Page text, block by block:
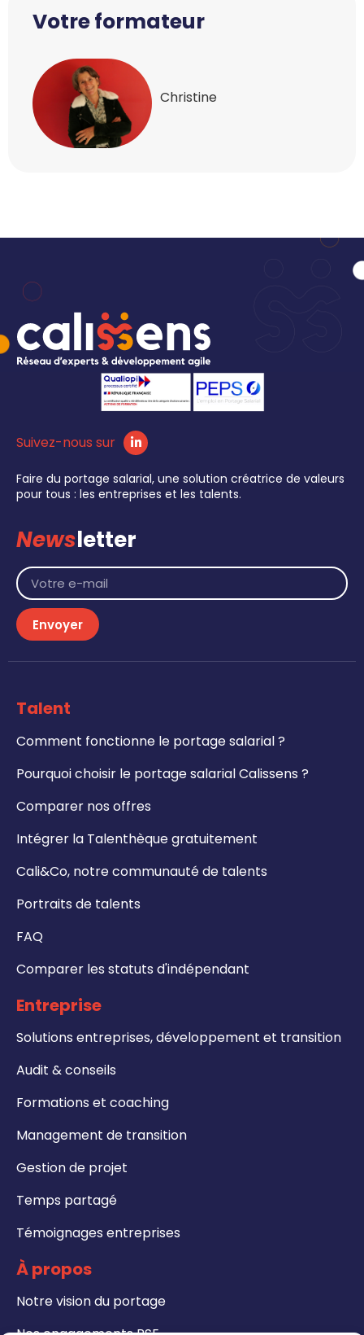
Votre formateur
Christine
Suivez-nous sur
Faire du portage salarial, une solution créatrice de valeurs
pour tous : les entreprises et les talents.
Newsletter
Envoyer
Talent
Comment fonctionne le portage salarial ?
Pourquoi choisir le portage salarial Calissens ?
Comparer nos offres
Intégrer la Talenthèque gratuitement
Cali&Co, notre communauté de talents
Portraits de talents
FAQ
Comparer les statuts d'indépendant
Entreprise
Solutions entreprises, développement et transition
Audit & conseils
Formations et coaching
Management de transition
Gestion de projet
Temps partagé
Témoignages entreprises
À propos
Notre vision du portage